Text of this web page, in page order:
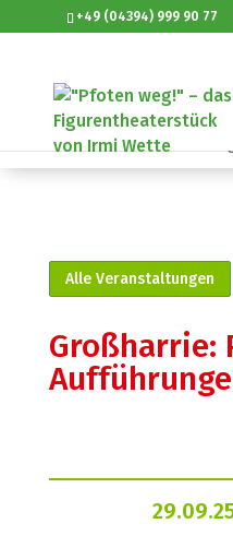
+49 (04394) 999 90 77
Sie sind hier:Startseite
Großharrie: Pfoten
Alle Veranstaltungen
Großharrie: